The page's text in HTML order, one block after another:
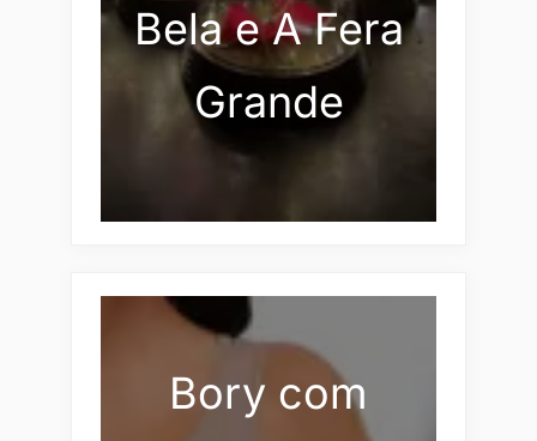
Bela e A Fera
Grande
Bory com